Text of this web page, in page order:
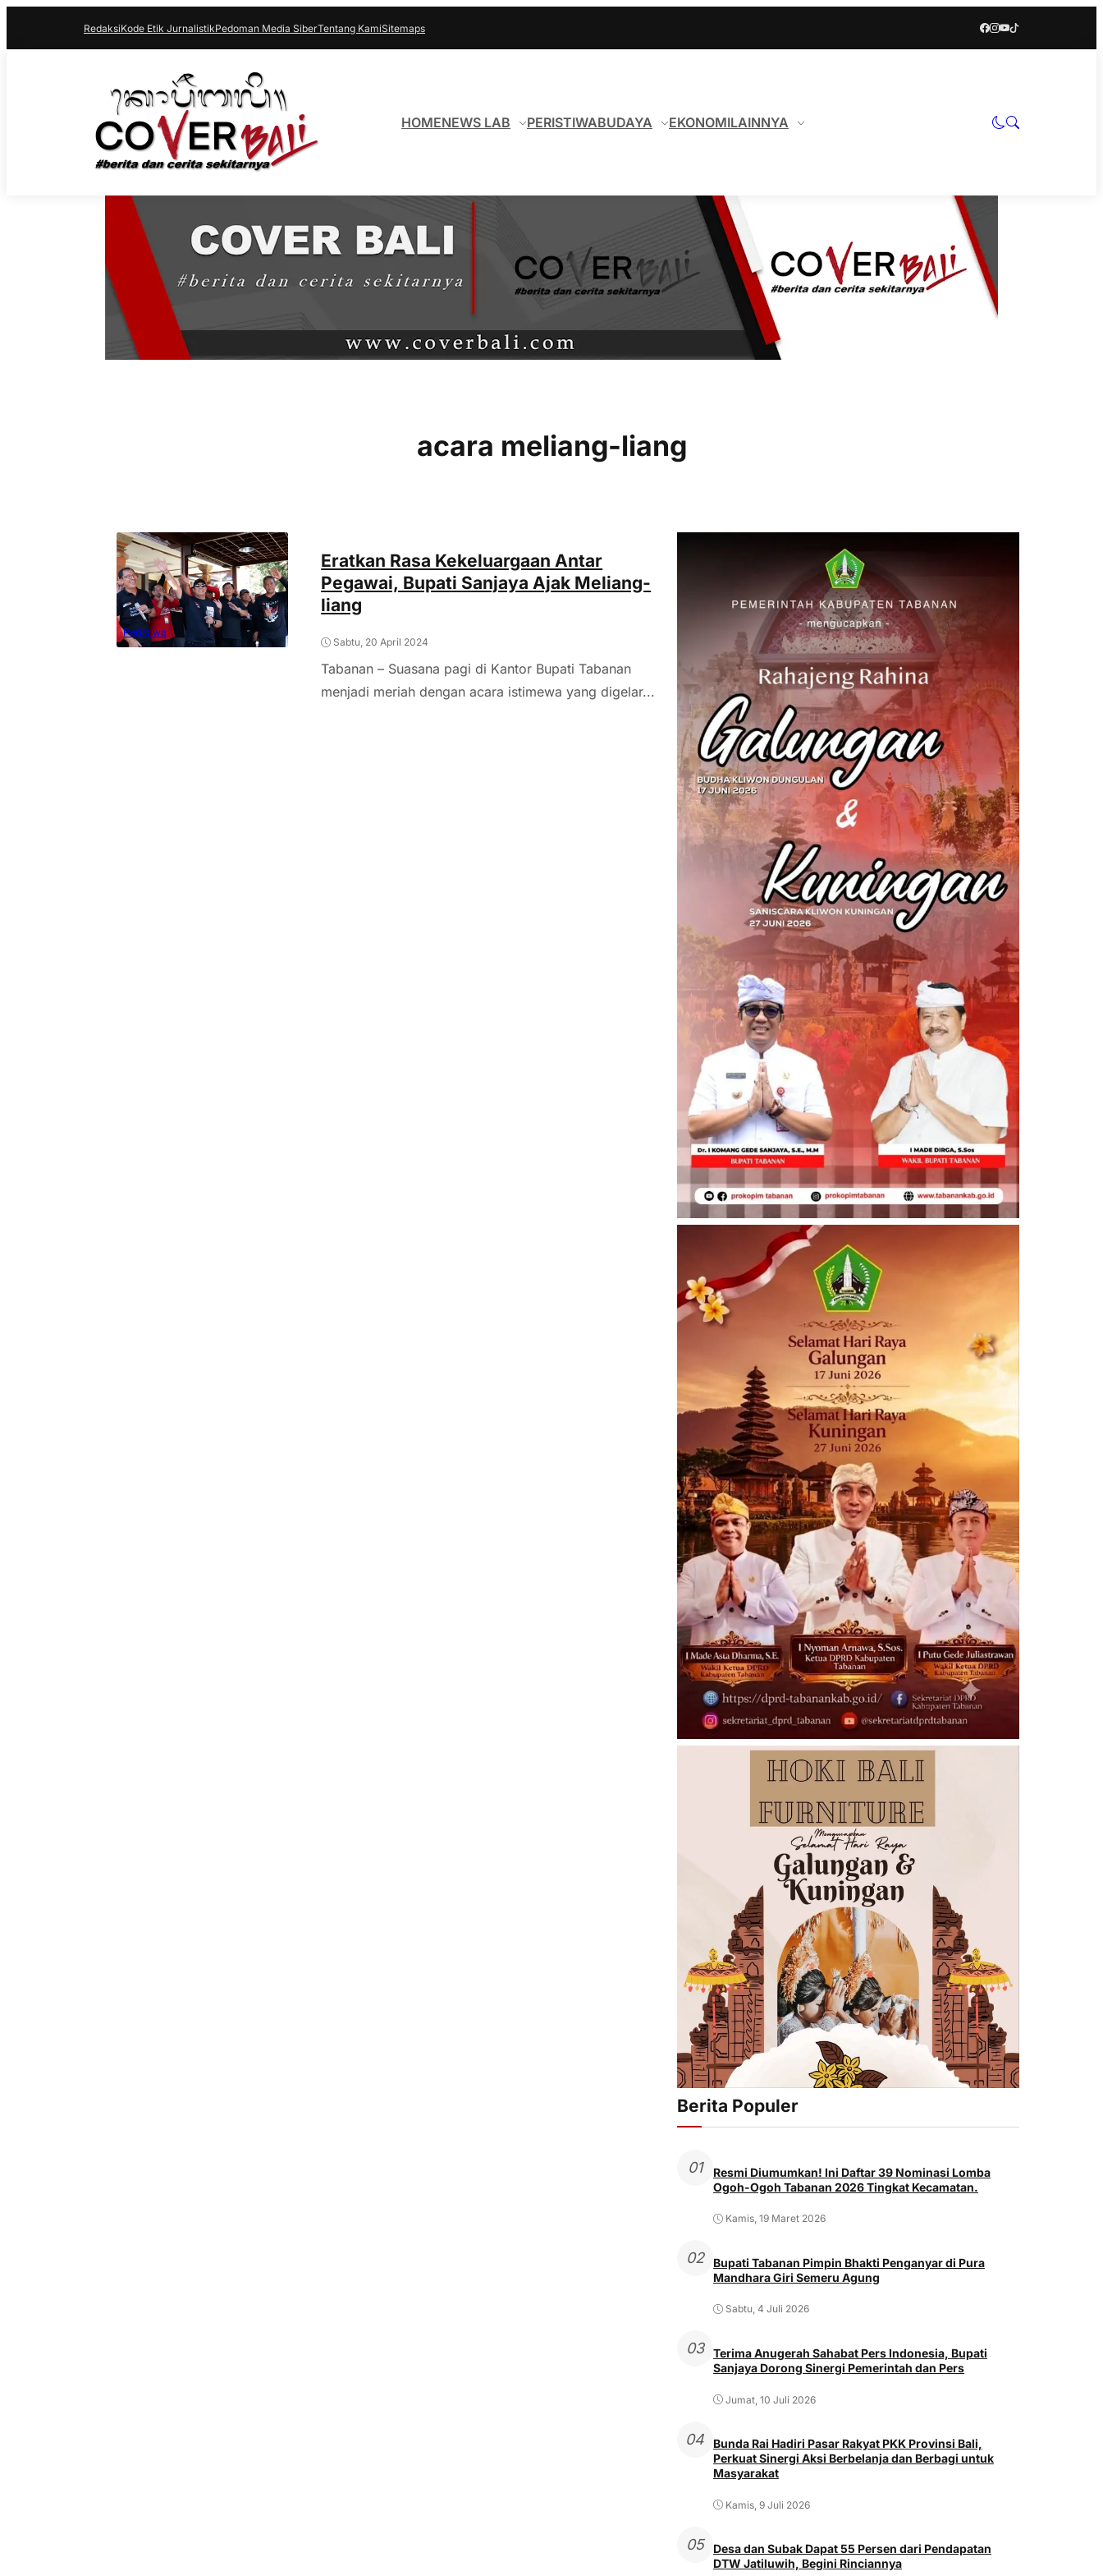
RedaksiKode Etik JurnalistikPedoman Media SiberTentang KamiSitemaps
HOMENEWS LAB PERISTIWABUDAYA EKONOMILAINNYA
acara meliang-liang
Peristiwa
Eratkan Rasa Kekeluargaan Antar
Pegawai, Bupati Sanjaya Ajak Meliang-
liang
Sabtu, 20 April 2024
Tabanan – Suasana pagi di Kantor Bupati Tabanan
menjadi meriah dengan acara istimewa yang digelar...
Berita Populer
01
Resmi Diumumkan! Ini Daftar 39 Nominasi Lomba
Ogoh-Ogoh Tabanan 2026 Tingkat Kecamatan.
Kamis, 19 Maret 2026
02
Bupati Tabanan Pimpin Bhakti Penganyar di Pura
Mandhara Giri Semeru Agung
Sabtu, 4 Juli 2026
03
Terima Anugerah Sahabat Pers Indonesia, Bupati
Sanjaya Dorong Sinergi Pemerintah dan Pers
Jumat, 10 Juli 2026
04
Bunda Rai Hadiri Pasar Rakyat PKK Provinsi Bali,
Perkuat Sinergi Aksi Berbelanja dan Berbagi untuk
Masyarakat
Kamis, 9 Juli 2026
05
Desa dan Subak Dapat 55 Persen dari Pendapatan
DTW Jatiluwih, Begini Rinciannya